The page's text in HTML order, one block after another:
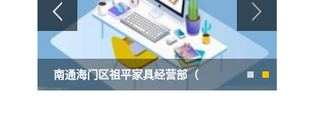
南通海门区祖平家具经营部（